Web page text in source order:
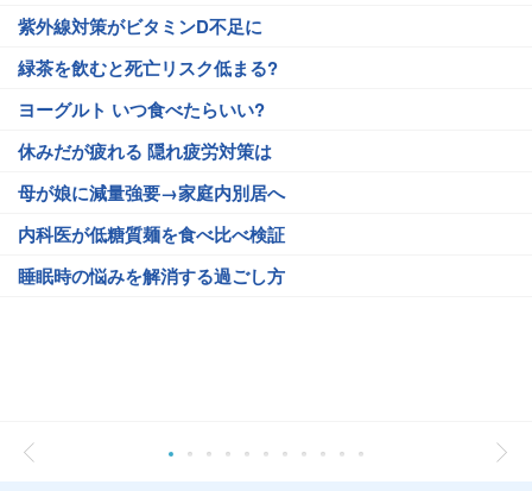
紫外線対策がビタミンD不足に
緑茶を飲むと死亡リスク低まる?
ヨーグルト いつ食べたらいい?
休みだが疲れる 隠れ疲労対策は
母が娘に減量強要→家庭内別居へ
内科医が低糖質麺を食べ比べ検証
睡眠時の悩みを解消する過ごし方